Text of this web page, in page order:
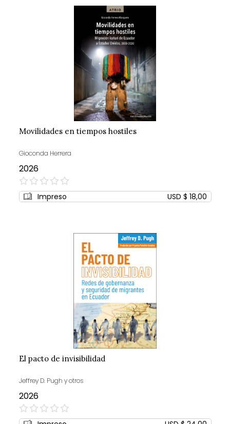
Movilidades en tiempos hostiles
Gioconda Herrera
2026
0%
Impreso USD $ 18,00
El pacto de invisibilidad
Jeffrey D. Pugh y otros
2026
0%